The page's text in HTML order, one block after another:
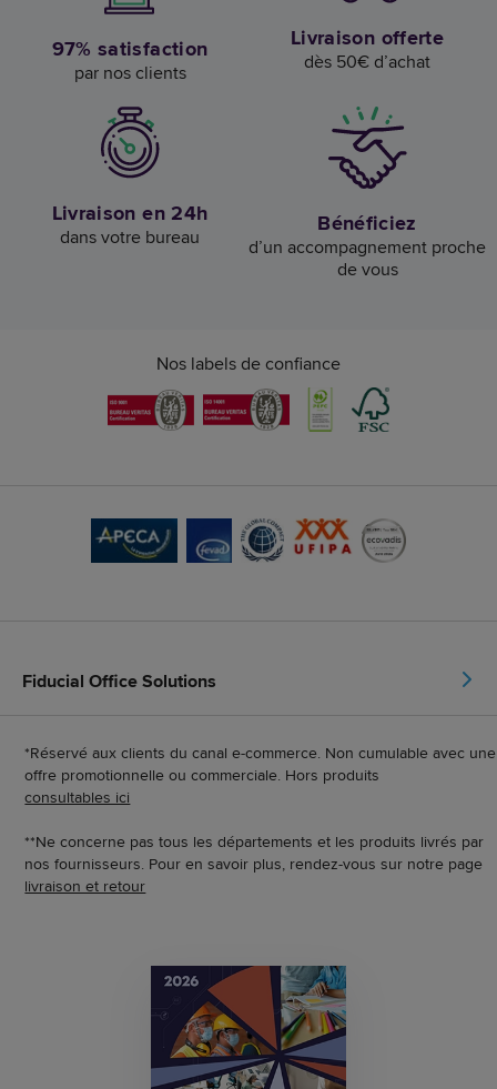
97% satisfaction
par nos clients
Livraison offerte
dès 50€ d’achat
Livraison en 24h
dans votre bureau Bénéficiez
d’un accompagnement proche
de vous
Nos labels de confiance
Fiducial Office Solutions
*Réservé aux clients du canal e-commerce. Non cumulable avec une
offre promotionnelle ou commerciale. Hors produits
consultables ici
**Ne concerne pas tous les départements et les produits livrés par
nos fournisseurs. Pour en savoir plus, rendez-vous sur notre page
livraison et retour